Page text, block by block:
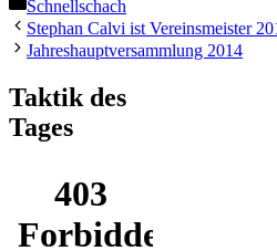
Schnellschach
Stephan Calvi ist Vereinsmeister
Jahreshauptversammlung 2014
Taktik des
Tages